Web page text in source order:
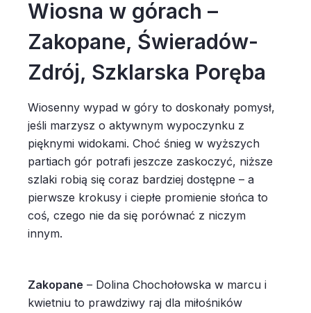
Wiosna w górach –
Zakopane, Świeradów-
Zdrój, Szklarska Poręba
Wiosenny wypad w góry to doskonały pomysł,
jeśli marzysz o aktywnym wypoczynku z
pięknymi widokami. Choć śnieg w wyższych
partiach gór potrafi jeszcze zaskoczyć, niższe
szlaki robią się coraz bardziej dostępne – a
pierwsze krokusy i ciepłe promienie słońca to
coś, czego nie da się porównać z niczym
innym.
Zakopane – Dolina Chochołowska w marcu i
kwietniu to prawdziwy raj dla miłośników